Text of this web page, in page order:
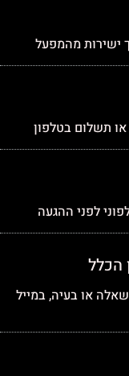
ישירות מהמפעל
תשלום בטלפון
לפני ההגעה
הכלל
או בעיה, במייל